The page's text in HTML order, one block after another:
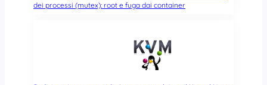
dei processi (mutex): root e fuga dai container